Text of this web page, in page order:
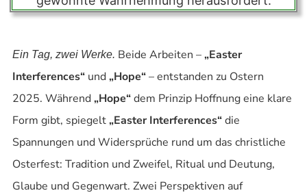
Ein Tag, zwei Werke. Beide Arbeiten –„Easter
Interferences“und„Hope“– entstanden zu Ostern
2025. Während„Hope“dem Prinzip Hoffnung eine klare
Form gibt, spiegelt„Easter Interferences“die
Spannungen und Widersprüche rund um das christliche
Osterfest: Tradition und Zweifel, Ritual und Deutung,
Glaube und Gegenwart. Zwei Perspektiven auf